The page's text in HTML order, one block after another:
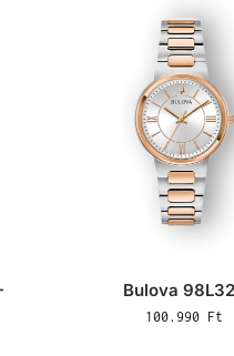
Bulova
100.990 Ft